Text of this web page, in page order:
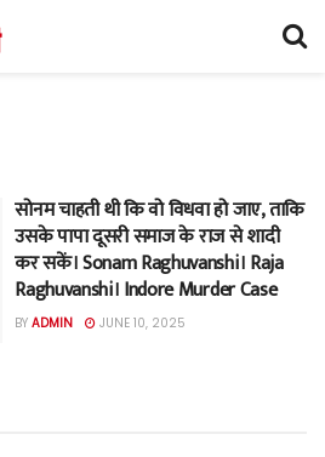
सोनम चाहती थी कि वो विधवा हो जाए, ताकि
उसके पापा दूसरी समाज के राज से शादी
कर सकें। Sonam Raghuvanshi। Raja
Raghuvanshi। Indore Murder Case
BY ADMIN JUNE 10, 2025